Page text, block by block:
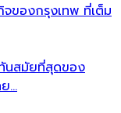
จของกรุงเทพ ที่เต็ม
นสมัยที่สุดของ
…